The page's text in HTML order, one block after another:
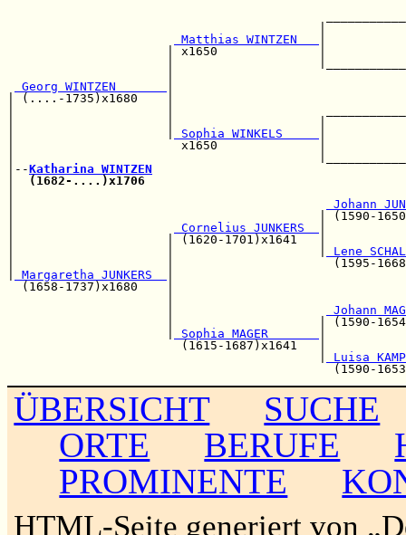
Matthias WINTZEN
| x1650
Georg WINTZEN
| (....-1735)x1680    |
|                     |
Sophia WINKELS
|                       x1650
|--Katharina WINTZEN
(1682-....)x1706
Johann
|                                          |
Cornelius JUNKERS
|                     | (1620-
Lene
|                     |
Margaretha JUNKERS
(1658-1737)x1680
Johann
|                    |
Sophia MAGER
(1615-1687)x1641
Luisa
ÜBERSICHT
SUCHE
ORTE
BERUFE
PROMINENTE
HTML-Seite generiert von